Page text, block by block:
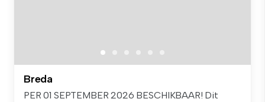
Breda
PER 01 SEPTEMBER 2026 BESCHIKBAAR! Dit